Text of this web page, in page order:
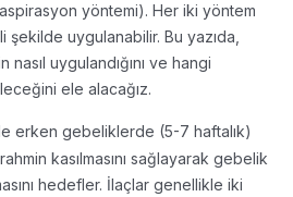
yöntemi). Her iki yöntem
uygulanabilir. Bu yazıda,
uygulandığını ve hangi
ele alacağız.
erken gebeliklerde (5-7 haftalık)
kasılmasını sağlayarak gebelik
hedefler. İlaçlar genellikle iki